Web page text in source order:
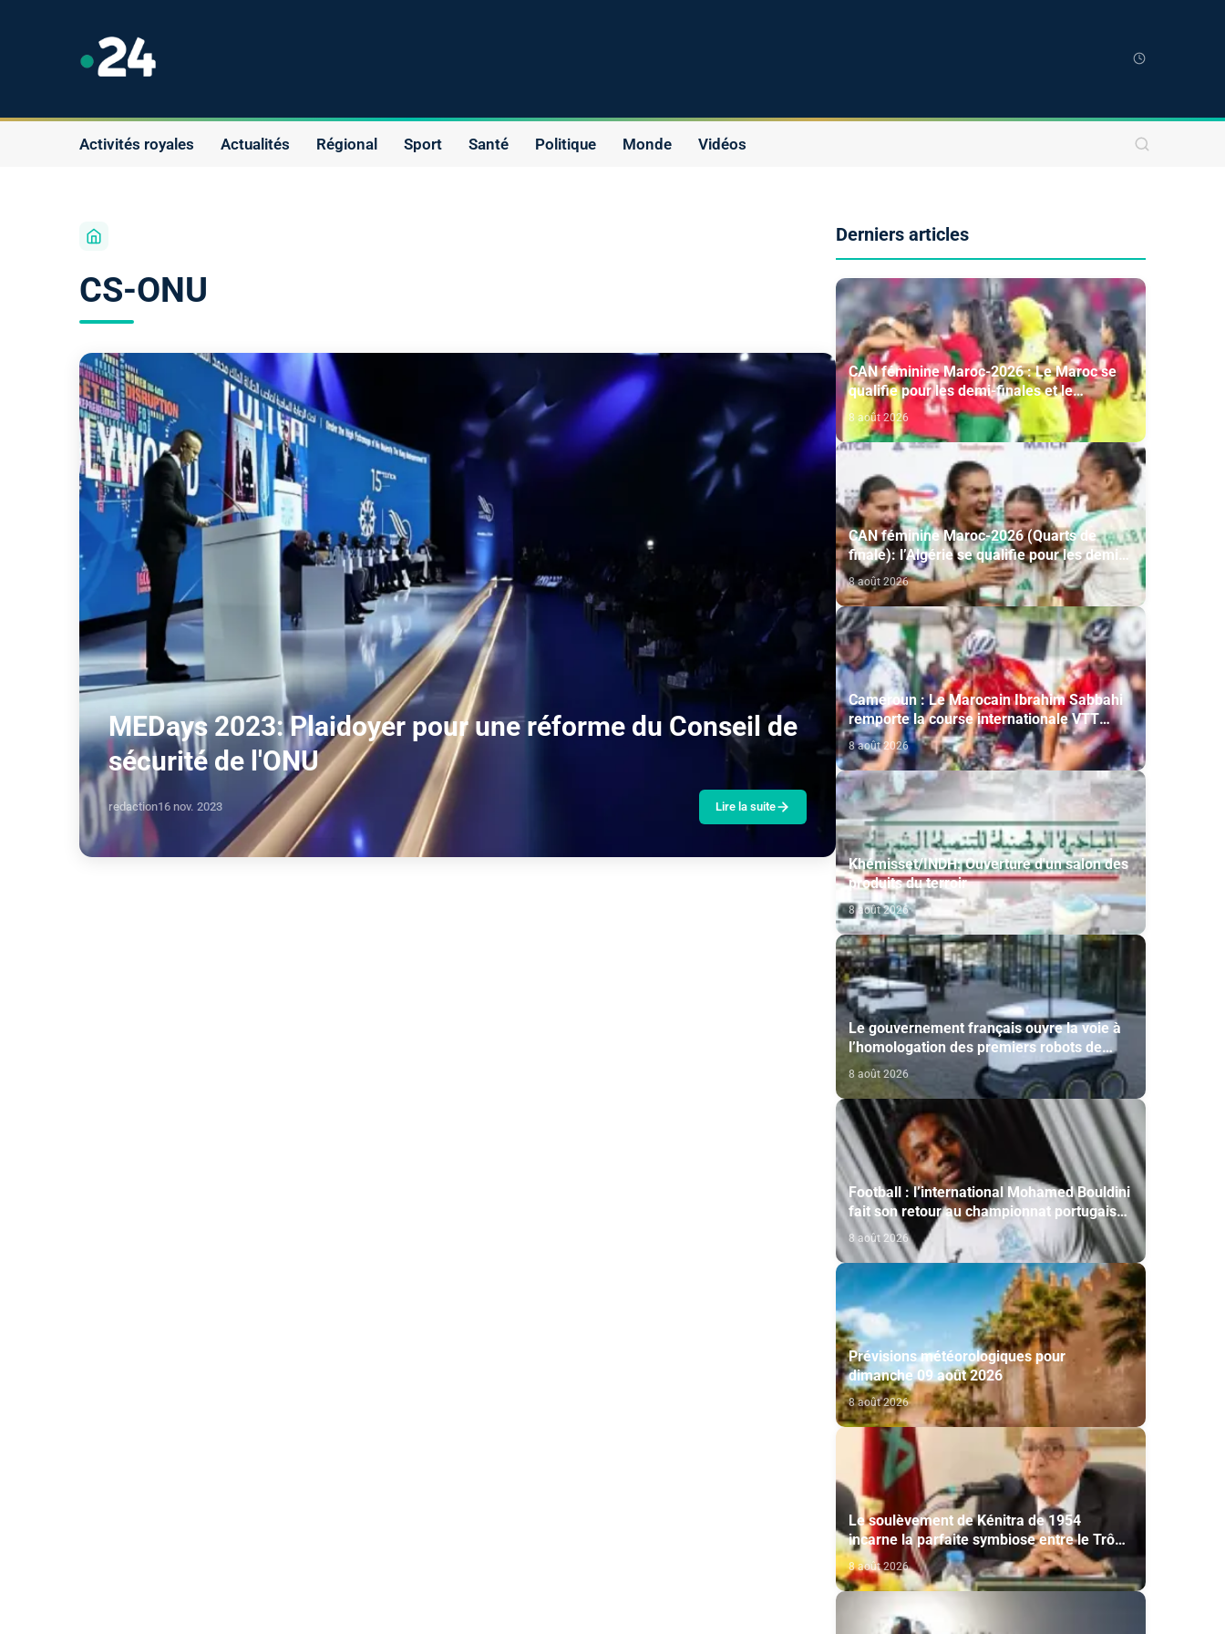
Activités royales Actualités Régional Sport Santé Politique Monde Vidéos
CS-ONU
MEDays 2023: Plaidoyer pour une réforme du Conseil de
sécurité de l'ONU
redaction16 nov. 2023 Lire la suite
Derniers articles
CAN féminine Maroc-2026 : Le Maroc se
qualifie pour les demi-finales et le
Mondial-2027 après sa victoire face à
l’Afrique du Sud (2-1)
8 août 2026
CAN féminine Maroc-2026 (Quarts de
finale): l’Algérie se qualifie pour les demi-
finales en battant la Côte d’Ivoire (2-1)
8 août 2026
Cameroun : Le Marocain Ibrahim Sabbahi
remporte la course internationale VTT
"Chantal Biya"
8 août 2026
Khémisset/INDH: Ouverture d'un salon des
produits du terroir
8 août 2026
Le gouvernement français ouvre la voie à
l’homologation des premiers robots de
livraison autonome
8 août 2026
Football : l’international Mohamed Bouldini
fait son retour au championnat portugais
via l’Académico de Viseu
8 août 2026
Prévisions météorologiques pour
dimanche 09 août 2026
8 août 2026
Le soulèvement de Kénitra de 1954
incarne la parfaite symbiose entre le Trône
et le peuple et l’unité de volonté et de
destin (M. El Ktiri)
8 août 2026